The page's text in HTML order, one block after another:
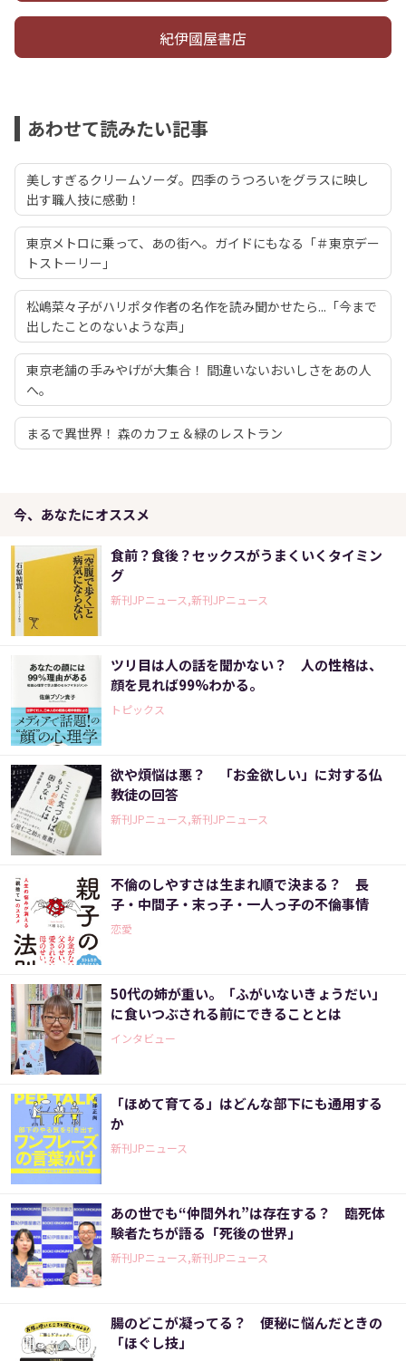
紀伊國屋書店
あわせて読みたい記事
美しすぎるクリームソーダ。四季のうつろいをグラスに映し
出す職人技に感動！
東京メトロに乗って、あの街へ。ガイドにもなる「＃東京デー
トストーリー」
松嶋菜々子がハリポタ作者の名作を読み聞かせたら...「今まで
出したことのないような声」
東京老舗の手みやげが大集合！ 間違いないおいしさをあの人
へ。
まるで異世界！ 森のカフェ＆緑のレストラン
今、あなたにオススメ
食前？食後？セックスがうまくいくタイミン
グ
新刊JPニュース,新刊JPニュース
ツリ目は人の話を聞かない？ 人の性格は、
顔を見れば99%わかる。
トピックス
欲や煩悩は悪？ 「お金欲しい」に対する仏
教徒の回答
新刊JPニュース,新刊JPニュース
不倫のしやすさは生まれ順で決まる？ 長
子・中間子・末っ子・一人っ子の不倫事情
恋愛
50代の姉が重い。「ふがいないきょうだい」
に食いつぶされる前にできることとは
インタビュー
「ほめて育てる」はどんな部下にも通用する
か
新刊JPニュース
あの世でも“仲間外れ”は存在する？ 臨死体
験者たちが語る「死後の世界」
新刊JPニュース,新刊JPニュース
腸のどこが凝ってる？ 便秘に悩んだときの
「ほぐし技」